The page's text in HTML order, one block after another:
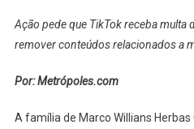
Ação pede que TikTok receba multa
remover conteúdos relacionados a
Por: Metrópoles.com
A família de Marco Willians